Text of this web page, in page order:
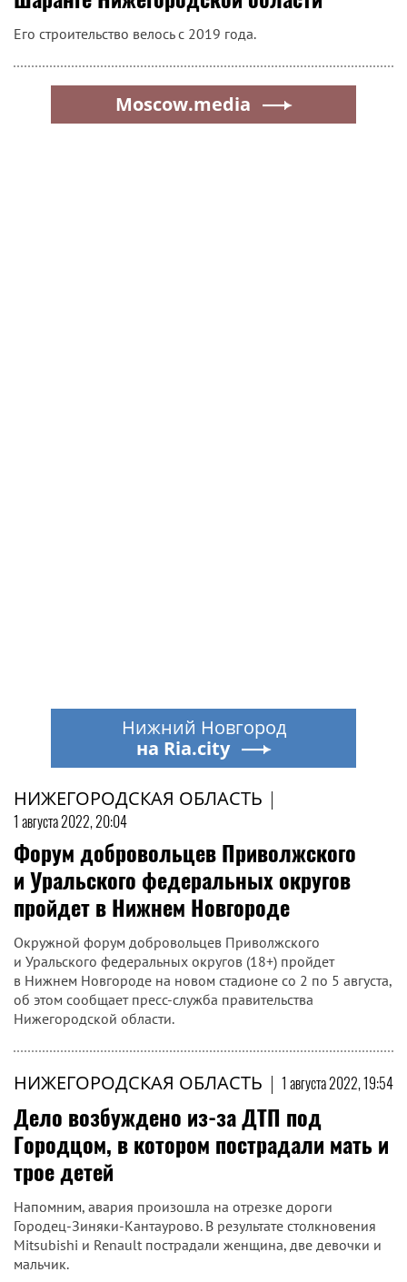
Его строительство велось с 2019 года.
НИЖЕГОРОДСКАЯ ОБЛАСТЬ |
1 августа 2022, 20:04
Форум добровольцев Приволжского
и Уральского федеральных округов
пройдет в Нижнем Новгороде
Окружной форум добровольцев Приволжского
и Уральского федеральных округов (18+) пройдет
в Нижнем Новгороде на новом стадионе со 2 по 5 августа,
об этом сообщает пресс-служба правительства
Нижегородской области.
НИЖЕГОРОДСКАЯ ОБЛАСТЬ | 1 августа 2022, 19:54
Дело возбуждено из-за ДТП под
Городцом, в котором пострадали мать и
трое детей
Напомним, авария произошла на отрезке дороги
Городец-Зиняки-Кантаурово. В результате столкновения
Mitsubishi и Renault пострадали женщина, две девочки и
мальчик.
Moscow.media
Нижний Новгород
на Ria.city